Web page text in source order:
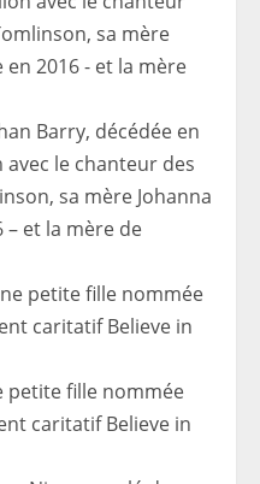
Barry, décédée en
le chanteur des
sa mère Johanna
– et la mère de
petite fille nommée
caritatif Believe in